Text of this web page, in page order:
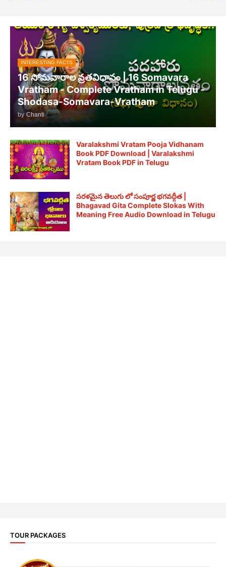
INTERESTING FACTS
16 సోమవారాల వ్రతవిధానం | 16 Somavara
Vratham - Complete Vratham in Telugu -
Shodasa-Somavara-Vratham
by Chanti
Varalakshmi Vratam Pooja Vidhanam
Book PDF Download | Varalakshmi
Vratam Book PDF in Telugu
సరళమైన తెలుగు లో సంపూర్ణ భగవద్గీత |
Bhagavad Gita Complete Slokas With
Meaning Free Audio Download in Telugu
TOUR PACKAGES